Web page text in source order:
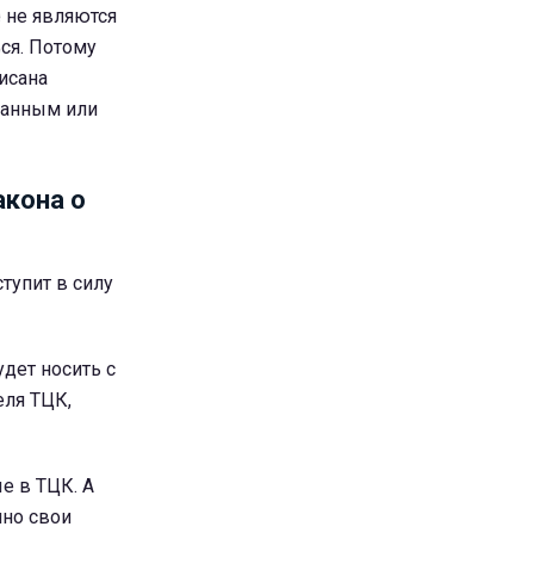
не являются
Потому
или
о
в силу
носить с
ТЦК,
в ТЦК. А
свои